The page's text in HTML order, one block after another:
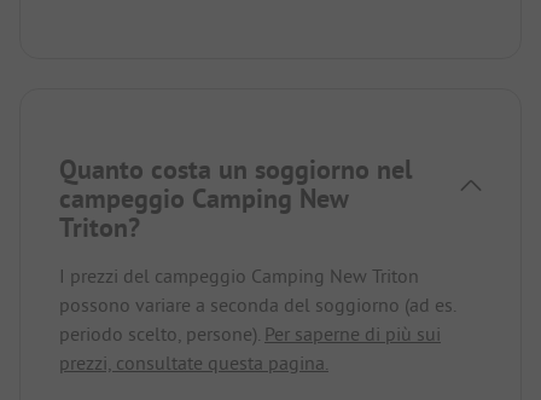
Quanto costa un soggiorno nel
campeggio Camping New
Triton?
I prezzi del campeggio Camping New Triton
possono variare a seconda del soggiorno (ad es.
periodo scelto, persone). Per saperne di più sui
prezzi, consultate questa pagina.